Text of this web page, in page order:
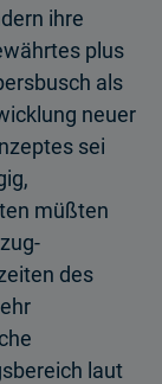
ihre
plus
als
neuer
sei
müßten
des
laut